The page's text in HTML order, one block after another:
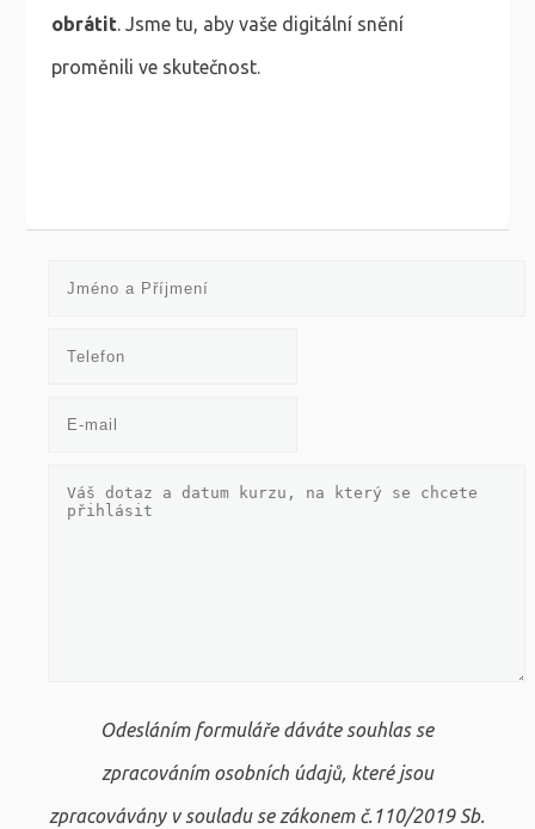
obrátit. Jsme tu, aby vaše digitální snění
proměnili ve skutečnost.
Odesláním formuláře dáváte souhlas se
zpracováním osobních údajů, které jsou
zpracovávány v souladu se zákonem č.110/2019 Sb.